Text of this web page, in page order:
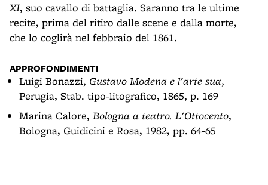
XI, suo cavallo di battaglia. Saranno tra le ultime
recite, prima del ritiro dalle scene e dalla morte,
che lo coglirà nel febbraio del 1861.
APPROFONDIMENTI
Luigi Bonazzi, Gustavo Modena e l'arte sua,
Perugia, Stab. tipo-litografico, 1865, p. 169
Marina Calore, Bologna a teatro. L'Ottocento,
Bologna, Guidicini e Rosa, 1982, pp. 64-65